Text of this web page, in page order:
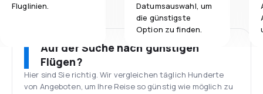
Fluglinien.
Datumsauswahl, um
die günstigste
Option zu finden.
Auf der Suche nach günstigen
Flügen?
Hier sind Sie richtig. Wir vergleichen täglich Hunderte
von Angeboten, um Ihre Reise so günstig wie möglich zu